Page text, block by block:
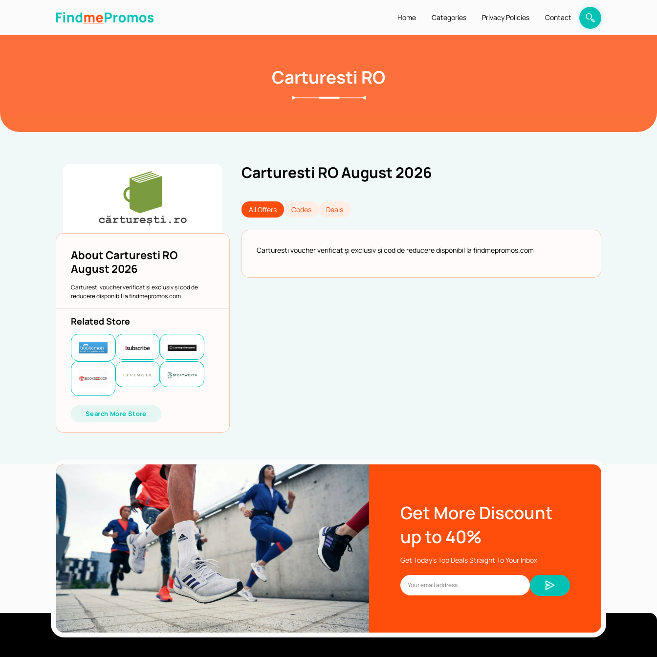
Home Categories Privacy Policies Contact
Carturesti RO
Carturesti RO August 2026
All Offers Codes Deals
Carturesti voucher verificat și exclusiv și cod de reducere disponibil la findmepromos.com
About Carturesti RO
August 2026
Carturesti voucher verificat și exclusiv și cod de
reducere disponibil la findmepromos.com
Related Store
Search More Store
Get More Discount
up to 40%
Get Today’s Top Deals Straight To Your Inbox